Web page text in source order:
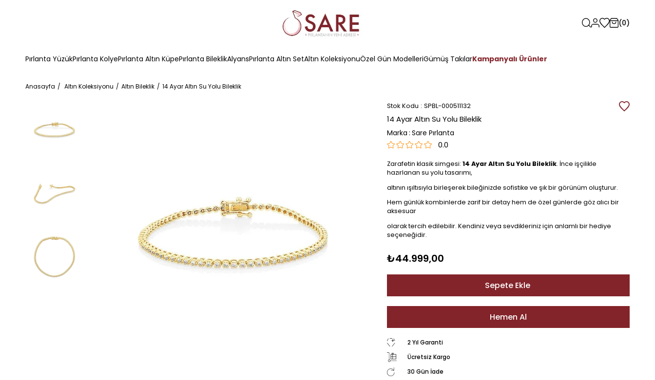
0
Pırlanta YüzükPırlanta KolyePırlanta Altın KüpePırlanta BileklikAlyansPırlanta Altın SetAltın KoleksiyonuÖzel Gün ModelleriGümüş TakılarKampanyalı Ürünler
Anasayfa Altın Koleksiyonu Altın Bileklik 14 Ayar Altın Su Yolu Bileklik
Stok Kodu SPBL-000511132
14 Ayar Altın Su Yolu Bileklik
Marka : Sare Pırlanta
0.0
Zarafetin klasik simgesi: 14 Ayar Altın Su Yolu Bileklik. İnce işçilikle
hazırlanan su yolu tasarımı,
altının ışıltısıyla birleşerek bileğinizde sofistike ve şık bir görünüm oluşturur.
Hem günlük kombinlerde zarif bir detay hem de özel günlerde göz alıcı bir
aksesuar
olarak tercih edilebilir. Kendiniz veya sevdikleriniz için anlamlı bir hediye
seçeneğidir.
₺44.999,00
2 Yıl Garanti
Ücretsiz Kargo
30 Gün İade